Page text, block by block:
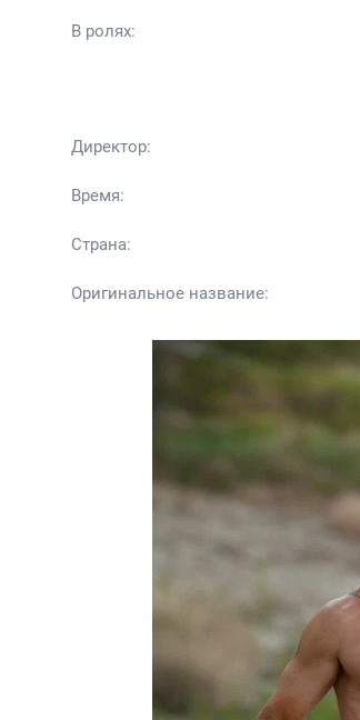
В ролях:
Директор:
Время:
Страна:
Оригинальное название: